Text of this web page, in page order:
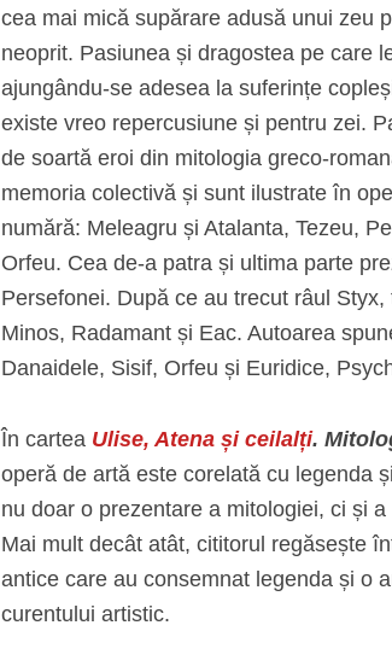
cea mai mică supărare adusă unui zeu
neoprit. Pasiunea și dragostea pe care
ajungându-se adesea la suferințe
existe vreo repercusiune și pentru zei.
de soartă eroi din mitologia greco-
memoria colectivă și sunt ilustrate în
numără: Meleagru și Atalanta, Tezeu,
Orfeu. Cea de-a patra și ultima parte
Persefonei. După ce au trecut râul
Minos, Radamant și Eac. Autoarea
Danaidele, Sisif, Orfeu și Euridice,
În cartea Ulise, Atena și ceilalți.
operă de artă este corelată cu legenda
nu doar o prezentare a mitologiei, ci și
Mai mult decât atât, cititorul regăsește
antice care au consemnat legenda și o
curentului artistic.